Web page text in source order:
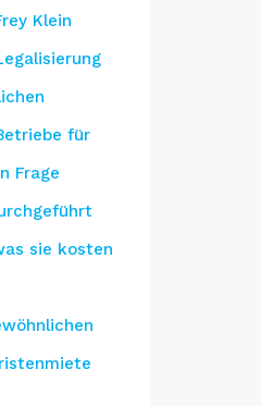
Klein
für
Frage
sie kosten